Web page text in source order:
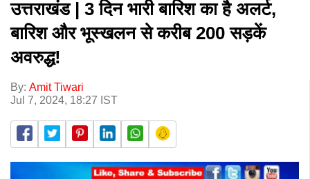
उत्तराखंड | 3 दिन भारी बारिश का है अलर्ट,
बारिश और भूस्खलन से करीब 200 सड़कें
अवरुद्ध!
By: Amit Tiwari
Jul 7, 2024, 18:27 IST